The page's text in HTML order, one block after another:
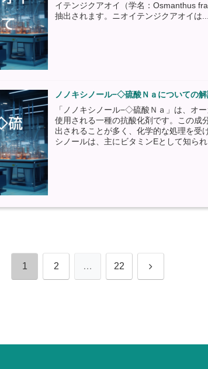
イテンジクアオイ（学名：Osmanthus
抽出されます。ニオイテンジクアオイは...
ノノキシノール−◇硫酸Ｎａについての
「ノノキシノール−◇硫酸Ｎａ」は、オ
使用される一種の抗酸化剤です。この成
出されることが多く、化学的な処理を受
シノールは、主にビタミンEとして知られ
1 2 … 22 次